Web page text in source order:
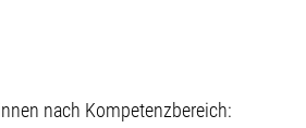
nach Kompetenzbereich: